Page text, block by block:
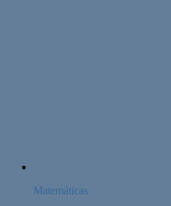
Matemáticas